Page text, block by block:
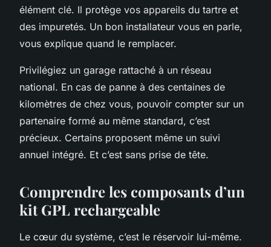
élément clé. Il protège vos appareils du tartre et
des impuretés. Un bon installateur vous en parle,
vous explique quand le remplacer.
Privilégiez un garage rattaché à un réseau
national. En cas de panne à des centaines de
kilomètres de chez vous, pouvoir compter sur un
partenaire formé au même standard, c’est
précieux. Certains proposent même un suivi
annuel intégré. Et c’est sans prise de tête.
Comprendre les composants d’un
kit GPL rechargeable
Le cœur du système, c’est le réservoir lui-même.